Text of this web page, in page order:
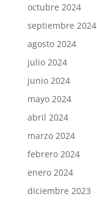
octubre 2024
septiembre 2024
agosto 2024
julio 2024
junio 2024
mayo 2024
abril 2024
marzo 2024
febrero 2024
enero 2024
diciembre 2023